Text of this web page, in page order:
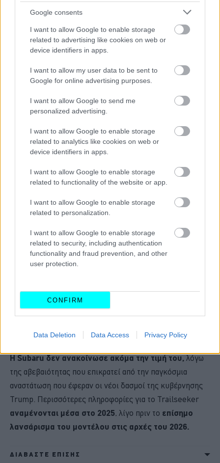
Google consents
I want to allow Google to enable storage
related to advertising like cookies on web or
device identifiers in apps.
I want to allow my user data to be sent to
Google for online advertising purposes.
I want to allow Google to send me
personalized advertising.
I want to allow Google to enable storage
related to analytics like cookies on web or
device identifiers in apps.
I want to allow Google to enable storage
related to functionality of the website or app.
I want to allow Google to enable storage
related to personalization.
I want to allow Google to enable storage
related to security, including authentication
functionality and fraud prevention, and other
user protection.
CONFIRM
Data Deletion Data Access Privacy Policy
Το εσωτερικό φέρειεμφανή σχεδιαστικά στοιχεία από
Toyota , όπως το τετράγωνο τιμόνι τύπου “squircle”,
τους περιστροφικούς διακόπτες του κλιματισμού κάτω
από τη 14άρα κεντρική οθόνη, καθώς και την τυπογραφία
των πλήκτρων.
Η Subaru δεν ανακοίνωσε ακόμα την τιμή του, λόγω
της αβεβαιότητας που επικρατεί από την παγκόσμια
αναστάτωση που έφεραν οι νέοι δασμοί της κυβέρνησης
Trump. Περισσότερες πληροφορίες για το Trailseeker
αναμένονται μέσα στο 2025, λίγο πριν το επίσημο
λανσάρισμα του μοντέλου στις αρχές του 2026.
ΔΙΑΒΑΣΤΕ ΕΠΙΣΗΣ